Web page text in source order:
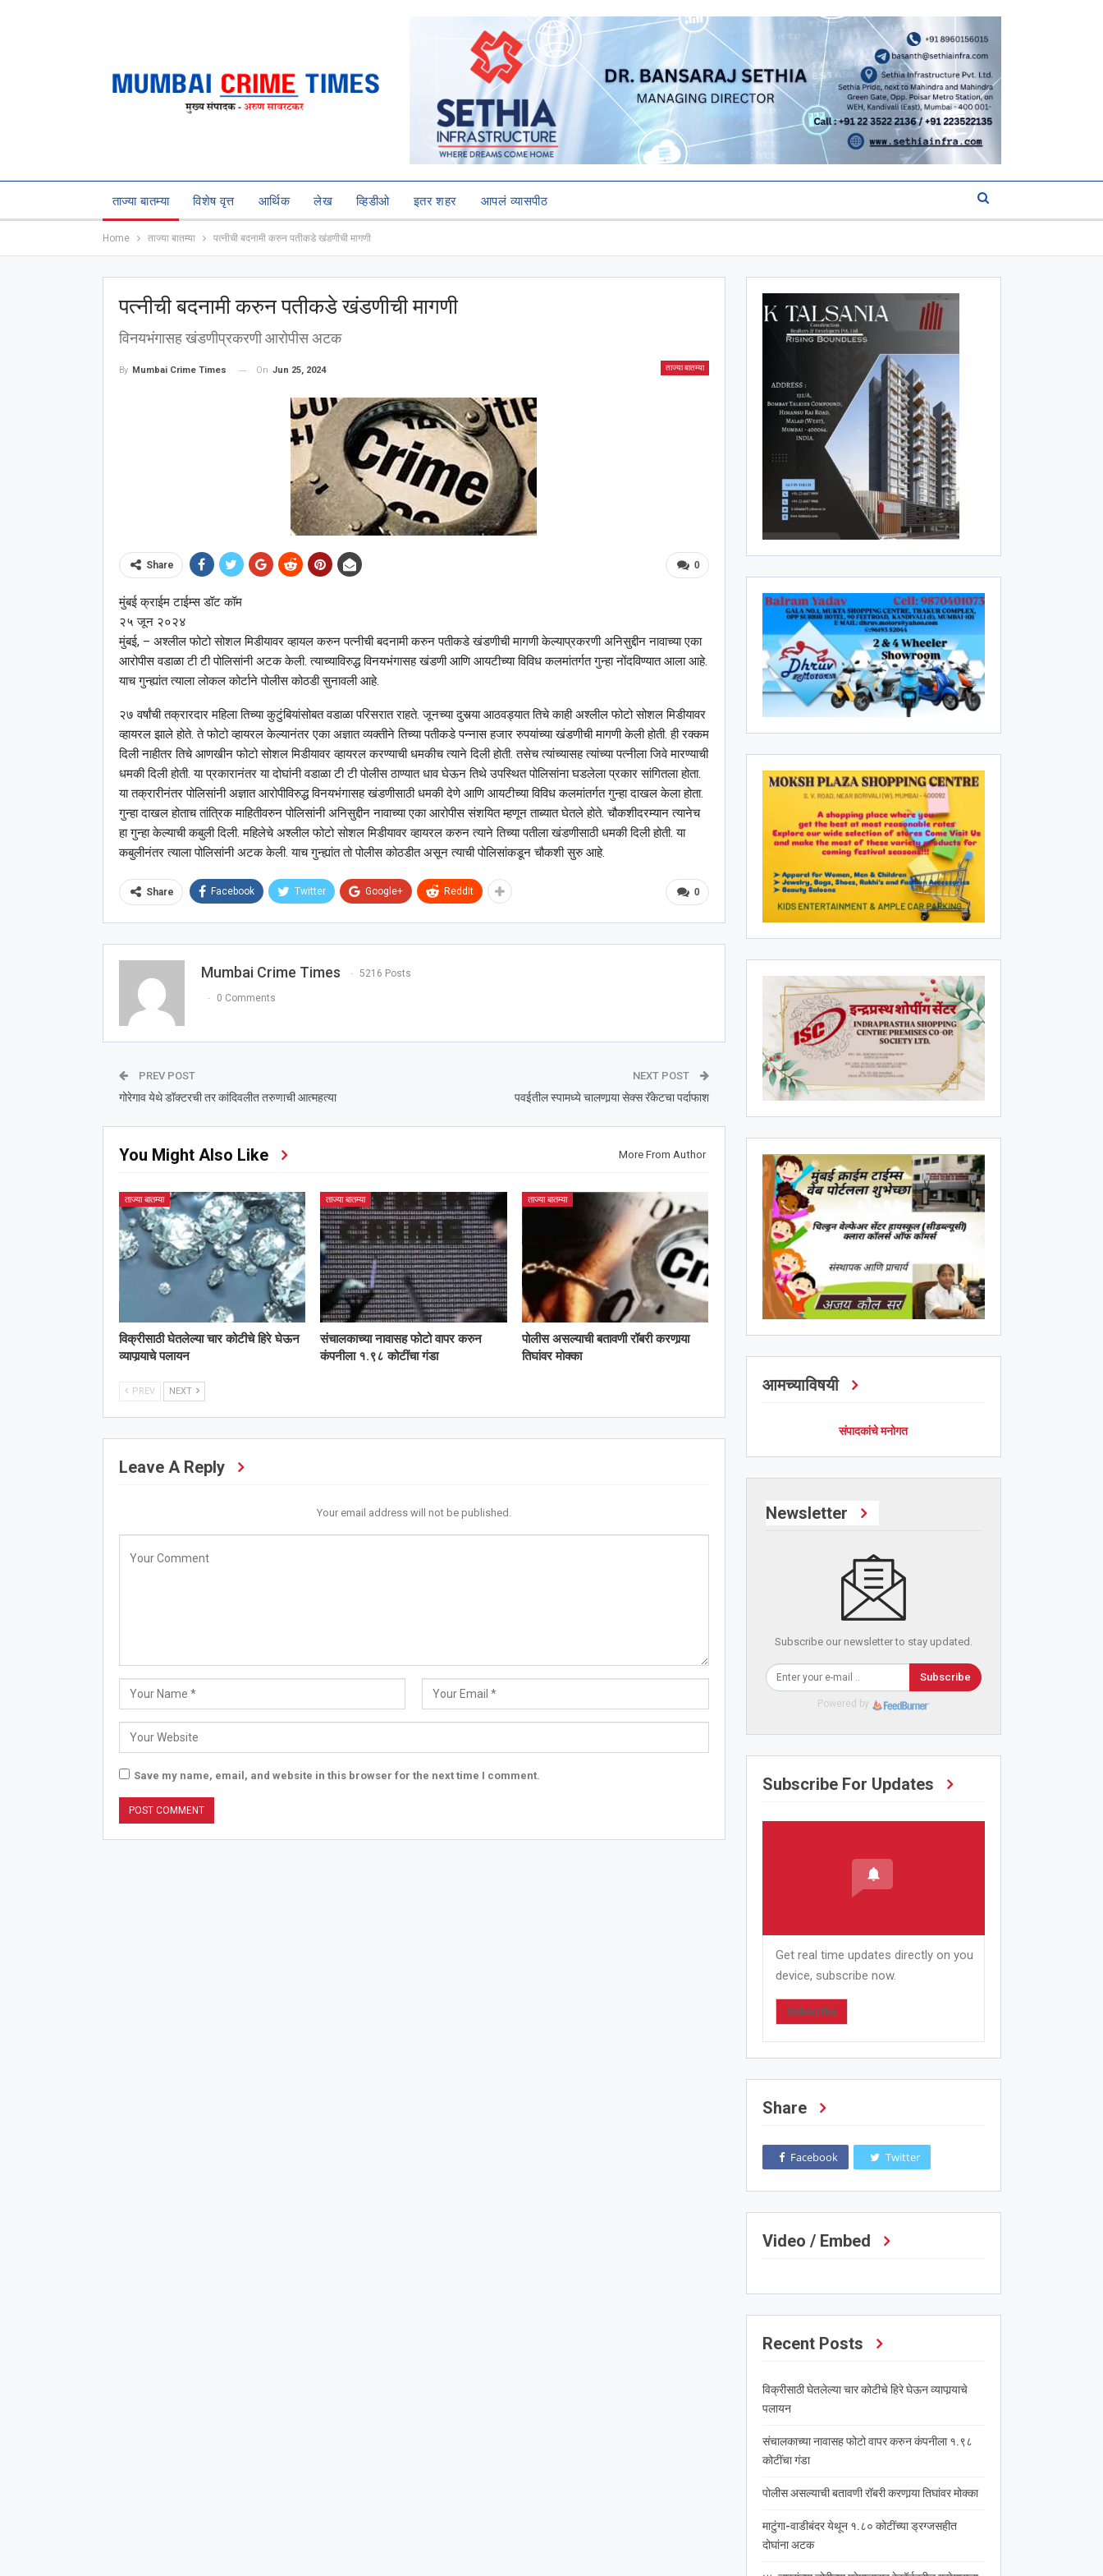
ताज्या बातम्या विशेष वृत्त आर्थिक लेख व्हिडीओ इतर शहर आपलं व्यासपीठ
Home ताज्या बातम्या पत्नीची बदनामी करुन पतीकडे खंडणीची मागणी
पत्नीची बदनामी करुन पतीकडे खंडणीची मागणी
विनयभंगासह खंडणीप्रकरणी आरोपीस अटक
ताज्या बातम्या
By Mumbai Crime Times On Jun 25, 2024
0
Share
मुंबई क्राईम टाईम्स डॉट कॉम
२५ जून २०२४
मुंबई, – अश्‍लील फोटो सोशल मिडीयावर व्हायल करुन पत्नीची बदनामी करुन पतीकडे खंडणीची मागणी केल्याप्रकरणी अनिसुद्दीन नावाच्या एका
आरोपीस वडाळा टी टी पोलिसांनी अटक केली. त्याच्याविरुद्ध विनयभंगासह खंडणी आणि आयटीच्या विविध कलमांतर्गत गुन्हा नोंदविण्यात आला आहे.
याच गुन्ह्यांत त्याला लोकल कोर्टाने पोलीस कोठडी सुनावली आहे.
२७ वर्षांची तक्रारदार महिला तिच्या कुटुंबियांसोबत वडाळा परिसरात राहते. जूनच्या दुसर्‍या आठवड्यात तिचे काही अश्‍लील फोटो सोशल मिडीयावर
व्हायरल झाले होते. ते फोटो व्हायरल केल्यानंतर एका अज्ञात व्यक्तीने तिच्या पतीकडे पन्नास हजार रुपयांच्या खंडणीची मागणी केली होती. ही रक्कम
दिली नाहीतर तिचे आणखीन फोटो सोशल मिडीयावर व्हायरल करण्याची धमकीच त्याने दिली होती. तसेच त्यांच्यासह त्यांच्या पत्नीला जिवे मारण्याची
धमकी दिली होती. या प्रकारानंतर या दोघांनी वडाळा टी टी पोलीस ठाण्यात धाव घेऊन तिथे उपस्थित पोलिसांना घडलेला प्रकार सांगितला होता.
या तक्रारीनंतर पोलिसांनी अज्ञात आरोपीविरुद्ध विनयभंगासह खंडणीसाठी धमकी देणे आणि आयटीच्या विविध कलमांतर्गत गुन्हा दाखल केला होता.
गुन्हा दाखल होताच तांत्रिक माहितीवरुन पोलिसांनी अनिसुद्दीन नावाच्या एका आरोपीस संशयित म्हणून ताब्यात घेतले होते. चौकशीदरम्यान त्यानेच
हा गुन्हा केल्याची कबुली दिली. महिलेचे अश्‍लील फोटो सोशल मिडीयावर व्हायरल करुन त्याने तिच्या पतीला खंडणीसाठी धमकी दिली होती. या
कबुलीनंतर त्याला पोलिसांनी अटक केली. याच गुन्ह्यांत तो पोलीस कोठडीत असून त्याची पोलिसांकडून चौकशी सुरु आहे.
0
Share Facebook Twitter Google+ ReddIt
Mumbai Crime Times 5216 Posts
0 Comments
PREV POST
गोरेगाव येथे डॉक्टरची तर कांदिवलीत तरुणाची आत्महत्या
NEXT POST
पवईतील स्पामध्ये चालणार्‍या सेक्स रॅकेटचा पर्दाफाश
You Might Also Like More From Author
ताज्या बातम्या
विक्रीसाठी घेतलेल्या चार कोटीचे हिरे घेऊन
व्यापार्‍याचे पलायन
ताज्या बातम्या
संचालकाच्या नावासह फोटो वापर करुन
कंपनीला १.९८ कोटींचा गंडा
ताज्या बातम्या
पोलीस असल्याची बतावणी रॉबरी करणार्‍या
तिघांवर मोक्का
PREV NEXT
Leave A Reply
Your email address will not be published.
Save my name, email, and website in this browser for the next time I comment.
आमच्याविषयी
संपादकांचे मनोगत
Newsletter
Subscribe our newsletter to stay updated.
Subscribe
Powered by
Subscribe For Updates
Get real time updates directly on you
device, subscribe now.
Subscribe
Share
Facebook Twitter
Video / Embed
Recent Posts
विक्रीसाठी घेतलेल्या चार कोटीचे हिरे घेऊन व्यापार्‍याचे
पलायन
संचालकाच्या नावासह फोटो वापर करुन कंपनीला १.९८
कोटींचा गंडा
पोलीस असल्याची बतावणी रॉबरी करणार्‍या तिघांवर मोक्का
माटुंगा-वाडीबंदर येथून १.८० कोटींच्या ड्रग्जसहीत
दोघांना अटक